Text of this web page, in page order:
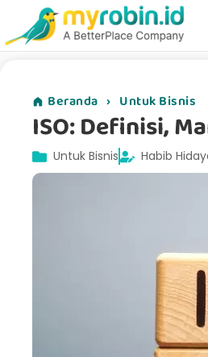
Beranda › Untuk Bisnis
ISO: Definisi,
Untuk Bisnis Habib